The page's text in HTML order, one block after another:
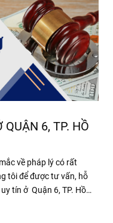
QUẬN 6, TP. HỒ
về pháp lý có rất
tôi để được tư vấn, hỗ
tín ở Quận 6, TP. Hồ